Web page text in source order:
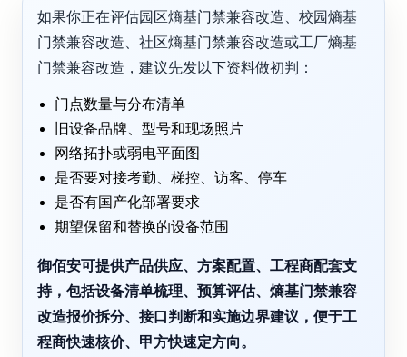
如果你正在评估园区熵基门禁兼容改造、校园熵基
门禁兼容改造、社区熵基门禁兼容改造或工厂熵基
门禁兼容改造，建议先发以下资料做初判：
门点数量与分布清单
旧设备品牌、型号和现场照片
网络拓扑或弱电平面图
是否要对接考勤、梯控、访客、停车
是否有国产化部署要求
期望保留和替换的设备范围
御佰安可提供产品供应、方案配置、工程商配套支
持，包括设备清单梳理、预算评估、熵基门禁兼容
改造报价拆分、接口判断和实施边界建议，便于工
程商快速核价、甲方快速定方向。